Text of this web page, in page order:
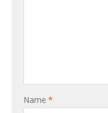
Name *